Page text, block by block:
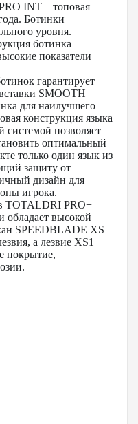
INT – топовая
Ботинки
уровня.
ботинка
показатели
гарантирует
SMOOTH
для наилучшего
конструкция языка
системой позволяет
оптимальный
только один язык из
защиту от
дизайн для
игрока.
TOTALDRI PRO+
обладает высокой
SPEEDBLADE XS
а лезвие XS1
покрытие,